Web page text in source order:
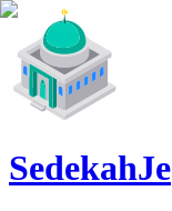
SedekahJe